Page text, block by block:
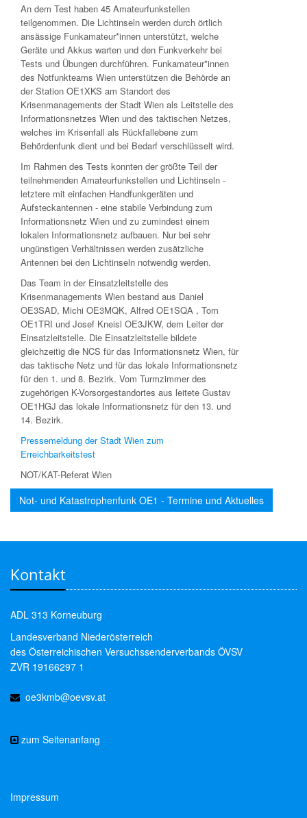
An dem Test haben 45 Amateurfunkstellen
teilgenommen. Die Lichtinseln werden durch örtlich
ansässige Funkamateur*innen unterstützt, welche
Geräte und Akkus warten und den Funkverkehr bei
Tests und Übungen durchführen. Funkamateur*innen
des Notfunkteams Wien unterstützen die Behörde an
der Station OE1XKS am Standort des
Krisenmanagements der Stadt Wien als Leitstelle des
Informationsnetzes Wien und des taktischen Netzes,
welches im Krisenfall als Rückfallebene zum
Behördenfunk dient und bei Bedarf verschlüsselt wird.
Im Rahmen des Tests konnten der größte Teil der
teilnehmenden Amateurfunkstellen und Lichtinseln -
letztere mit einfachen Handfunkgeräten und
Aufsteckantennen - eine stabile Verbindung zum
Informationsnetz Wien und zu zumindest einem
lokalen Informationsnetz aufbauen. Nur bei sehr
ungünstigen Verhältnissen werden zusätzliche
Antennen bei den Lichtinseln notwendig werden.
Das Team in der Einsatzleitstelle des
Krisenmanagements Wien bestand aus Daniel
OE3SAD, Michi OE3MQK, Alfred OE1SQA , Tom
OE1TRI und Josef Kneisl OE3JKW, dem Leiter der
Einsatzleitstelle. Die Einsatzleitstelle bildete
gleichzeitig die NCS für das Informationsnetz Wien, für
das taktische Netz und für das lokale Informationsnetz
für den 1. und 8. Bezirk. Vom Turmzimmer des
zugehörigen K-Vorsorgestandortes aus leitete Gustav
OE1HGJ das lokale Informationsnetz für den 13. und
14. Bezirk.
Pressemeldung der Stadt Wien zum
Erreichbarkeitstest
NOT/KAT-Referat Wien
Not- und Katastrophenfunk OE1 - Termine und Aktuelles
Kontakt
ADL 313 Korneuburg
Landesverband Niederösterreich
des Österreichischen Versuchssenderverbands ÖVSV
ZVR 19166297 1
oe3kmb@oevsv.at
zum Seitenanfang
Impressum